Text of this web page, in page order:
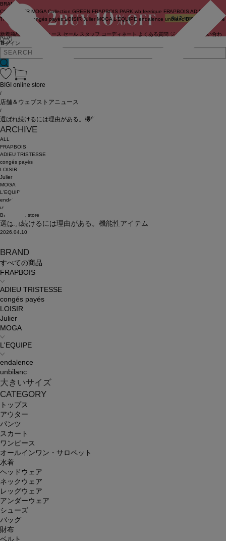
ログイン
BRAND
COUTURIER MOGA Collection GREEN FRAPBOIS PARK wb feerique FRAPBOIS ADIEU
TRISTESSE
congés payés LOISIR Julier MOGA L'EQUIPE endalence unbilanc BIGI online store
新着商品 ニュース セール スタッフ コーディネート よくある質問 ジャーナル
お問い合わ
せ
BRAND
すべての商品
FRAPBOIS
ADIEU TRISTESSE
congés payés
LOISIR
Julier
MOGA
L'EQUIPE
endalence
unbilanc
大きいサイズ
CATEGORY
トップス
アウター
パンツ
スカート
ワンピース
オールインワン・サロペット
水着
ヘッドウェア
ネックウェア
レッグウェア
アンダーウェア
シューズ
バッグ
財布
ベルト
BIGI online store
/
店舗＆ウェブストアニュース
/
選ばれ続けるには理由がある。機能性アイテム
ARCHIVE
ALL
FRAPBOIS
ADIEU TRISTESSE
congés payés
LOISIR
Julier
MOGA
L'EQUIPE
endalence
unbilanc
BIGI online store
選ばれ続けるには理由がある。機能性アイテム
2026.04.10